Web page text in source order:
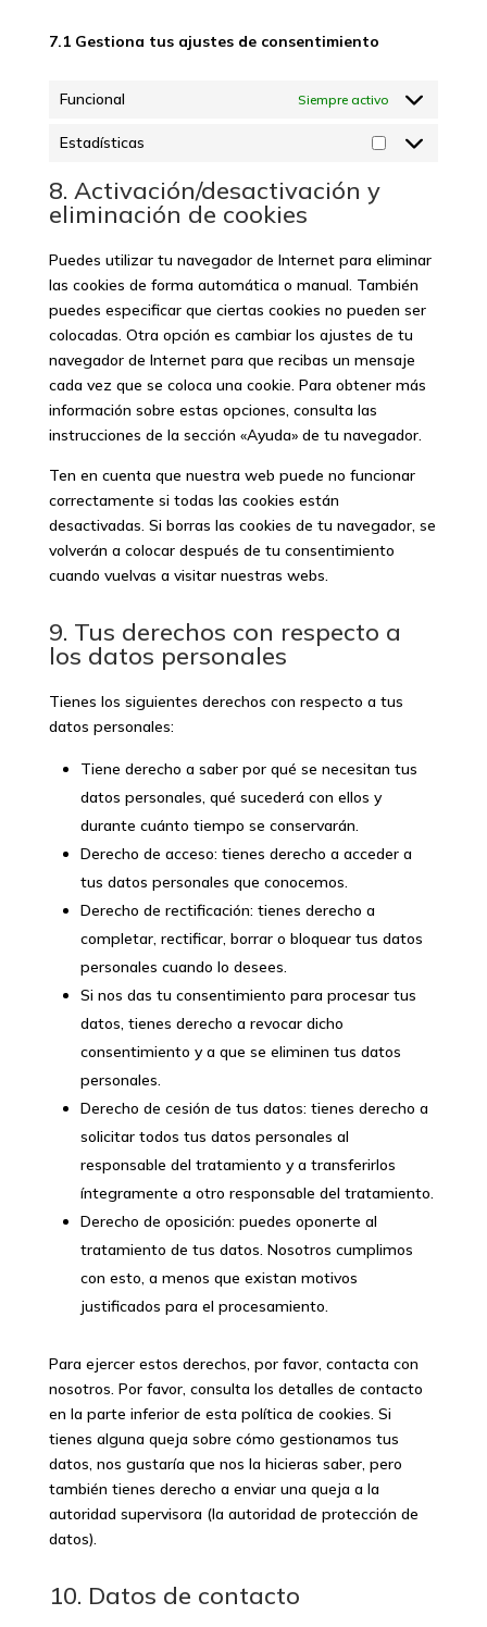
7.1 Gestiona tus ajustes de consentimiento
Funcional Siempre activo
Estadísticas
Estadísticas
8. Activación/desactivación y
eliminación de cookies
Puedes utilizar tu navegador de Internet para eliminar
las cookies de forma automática o manual. También
puedes especificar que ciertas cookies no pueden ser
colocadas. Otra opción es cambiar los ajustes de tu
navegador de Internet para que recibas un mensaje
cada vez que se coloca una cookie. Para obtener más
información sobre estas opciones, consulta las
instrucciones de la sección «Ayuda» de tu navegador.
Ten en cuenta que nuestra web puede no funcionar
correctamente si todas las cookies están
desactivadas. Si borras las cookies de tu navegador, se
volverán a colocar después de tu consentimiento
cuando vuelvas a visitar nuestras webs.
9. Tus derechos con respecto a
los datos personales
Tienes los siguientes derechos con respecto a tus
datos personales:
Tiene derecho a saber por qué se necesitan tus
datos personales, qué sucederá con ellos y
durante cuánto tiempo se conservarán.
Derecho de acceso: tienes derecho a acceder a
tus datos personales que conocemos.
Derecho de rectificación: tienes derecho a
completar, rectificar, borrar o bloquear tus datos
personales cuando lo desees.
Si nos das tu consentimiento para procesar tus
datos, tienes derecho a revocar dicho
consentimiento y a que se eliminen tus datos
personales.
Derecho de cesión de tus datos: tienes derecho a
solicitar todos tus datos personales al
responsable del tratamiento y a transferirlos
íntegramente a otro responsable del tratamiento.
Derecho de oposición: puedes oponerte al
tratamiento de tus datos. Nosotros cumplimos
con esto, a menos que existan motivos
justificados para el procesamiento.
Para ejercer estos derechos, por favor, contacta con
nosotros. Por favor, consulta los detalles de contacto
en la parte inferior de esta política de cookies. Si
tienes alguna queja sobre cómo gestionamos tus
datos, nos gustaría que nos la hicieras saber, pero
también tienes derecho a enviar una queja a la
autoridad supervisora (la autoridad de protección de
datos).
10. Datos de contacto